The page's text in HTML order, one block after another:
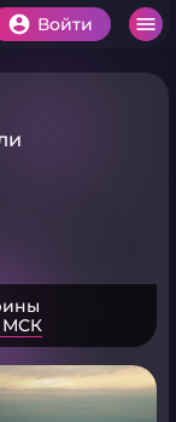
Войти
МСК